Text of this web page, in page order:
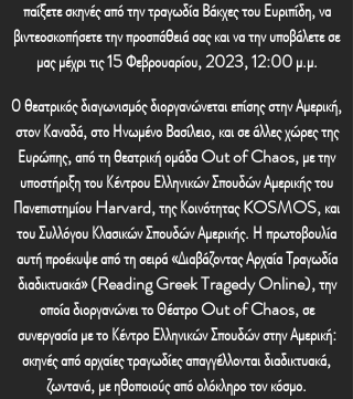
παίξετε σκηνές από την τραγωδία Βάκχες του Ευριπίδη, να
βιντεοσκοπήσετε την προσπάθειά σας και να την υποβάλετε σε
μας μέχρι τις 15 Φεβρουαρίου, 2023, 12:00 μ.μ.
Ο θεατρικός διαγωνισμός διοργανώνεται επίσης στην Αμερική,
στον Καναδά, στο Ηνωμένο Βασίλειο, και σε άλλες χώρες της
Ευρώπης, από τη θεατρική ομάδα Out of Chaos, με την
υποστήριξη του Κέντρου Ελληνικών Σπουδών Αμερικής του
Πανεπιστημίου Harvard, της Κοινότητας KOSMOS, και
του Συλλόγου Κλασικών Σπουδών Αμερικής. Η πρωτοβουλία
αυτή προέκυψε από τη σειρά «Διαβάζοντας Αρχαία Τραγωδία
διαδικτυακά» (Reading Greek Tragedy Online), την
οποία διοργανώνει το Θέατρο Out of Chaos, σε
συνεργασία με το Κέντρο Ελληνικών Σπουδών στην Αμερική:
σκηνές από αρχαίες τραγωδίες απαγγέλλονται διαδικτυακά,
ζωντανά, με ηθοποιούς από ολόκληρο τον κόσμο.